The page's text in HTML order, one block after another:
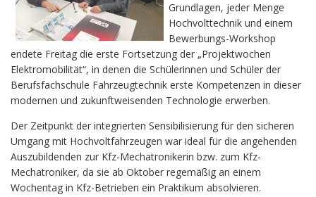
Grundlagen, jeder Menge
Hochvolttechnik und einem
Bewerbungs-Workshop
endete Freitag die erste Fortsetzung der „Projektwochen
Elektromobilität“, in denen die Schülerinnen und Schüler der
Berufsfachschule Fahrzeugtechnik erste Kompetenzen in dieser
modernen und zukunftweisenden Technologie erwerben.
Der Zeitpunkt der integrierten Sensibilisierung für den sicheren
Umgang mit Hochvoltfahrzeugen war ideal für die angehenden
Auszubildenden zur Kfz-Mechatronikerin bzw. zum Kfz-
Mechatroniker, da sie ab Oktober regemäßig an einem
Wochentag in Kfz-Betrieben ein Praktikum absolvieren.